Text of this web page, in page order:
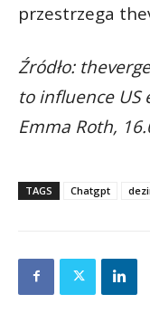
przestrzega
Źródło:
to influence US
Emma Roth,
TAGS Chatgpt